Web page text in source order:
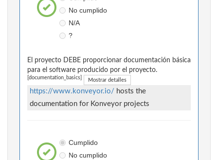
No cumplido
N/A
?
El proyecto DEBE proporcionar documentación básica
para el software producido por el proyecto.
[documentation_basics] Mostrar detalles
https://www.konveyor.io/ hosts the
documentation for Konveyor projects
Cumplido
No cumplido